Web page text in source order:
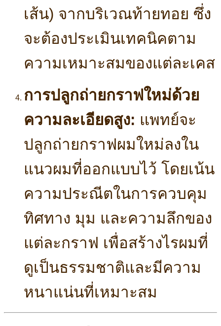
เส้น) จากบริเวณท้ายทอย ซึ่ง
จะต้องประเมินเทคนิคตาม
ความเหมาะสมของแต่ละเคส
การปลูกถ่ายกราฟใหม่ด้วย
ความละเอียดสูง: แพทย์จะ
ปลูกถ่ายกราฟผมใหม่ลงใน
แนวผมที่ออกแบบไว้ โดยเน้น
ความประณีตในการควบคุม
ทิศทาง มุม และความลึกของ
แต่ละกราฟ เพื่อสร้างไรผมที่
ดูเป็นธรรมชาติและมีความ
หนาแน่นที่เหมาะสม